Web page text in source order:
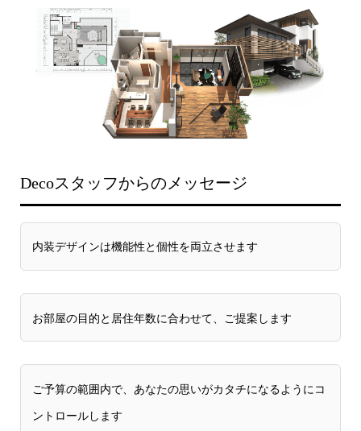
Decoスタッフからのメッセージ
内装デザインは機能性と個性を両立させます
お部屋の目的と居住年数に合わせて、ご提案します
ご予算の範囲内で、あなたの思いがカタチになるようにコ
ントロールします